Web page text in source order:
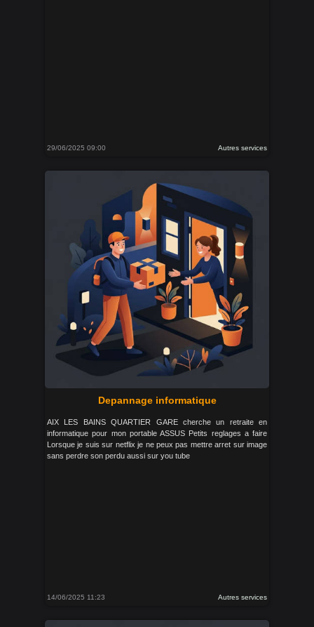
29/06/2025 09:00 Autres services
Depannage informatique
AIX LES BAINS QUARTIER GARE cherche un retraite en
informatique pour mon portable ASSUS Petits reglages a faire
Lorsque je suis sur netflix je ne peux pas mettre arret sur image
sans perdre son perdu aussi sur you tube
14/06/2025 11:23 Autres services